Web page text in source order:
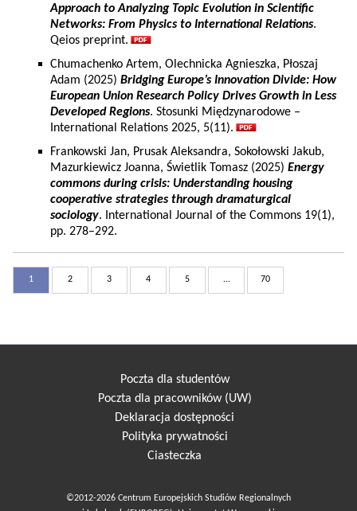
Approach to Analyzing Topic Evolution in Scientific
Networks: From Physics to International Relations.
Qeios preprint.
Chumachenko Artem, Olechnicka Agnieszka, Płoszaj
Adam (2025) Bridging Europe’s Innovation Divide: How
European Union Research Policy Drives Growth in Less
Developed Regions. Stosunki Międzynarodowe –
International Relations 2025, 5(11).
Frankowski Jan, Prusak Aleksandra, Sokołowski Jakub,
Mazurkiewicz Joanna, Świetlik Tomasz (2025) Energy
commons during crisis: Understanding housing
cooperative strategies through dramaturgical
sociology. International Journal of the Commons 19(1),
pp. 278–292.
1 2 3 4 5 ... 70
Poczta dla studentów
Poczta dla pracowników (UW)
Deklaracja dostępności
Polityka prywatności
Ciasteczka
©2012-2026 Centrum Europejskich Studiów Regionalnych